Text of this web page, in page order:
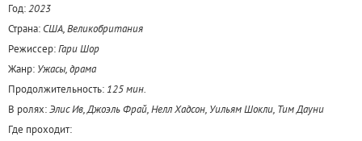
Год:2023
Страна: США, Великобритания
Режиссер:Гари Шор
Жанр: Ужасы, драма
Продолжительность: 125 мин.
В ролях:Элис Ив, Джоэль Фрай, Нелл Хадсон, Уильям Шокли, Тим Дауни
Где проходит: